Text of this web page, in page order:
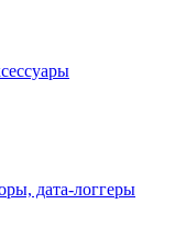
дата-логгеры